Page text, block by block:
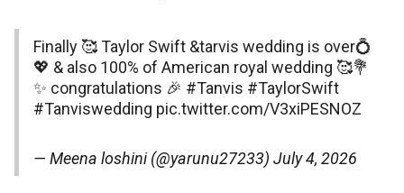
Finally 🥰 Taylor Swift &tarvis wedding is over💍
💖 & also 100% of American royal wedding 🥰💐
✨ congratulations 🎉 #Tanvis #TaylorSwift
#Tanviswedding pic.twitter.com/V3xiPESNOZ
— Meena loshini (@yarunu27233) July 4, 2026